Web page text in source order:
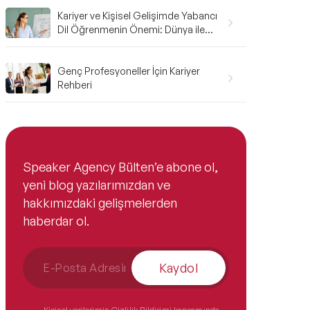
Kariyer ve Kişisel Gelişimde Yabancı
Dil Öğrenmenin Önemi: Dünya ile
Genç Profesyoneller İçin Kariyer
Rehberi
Speaker Agency Bülten’e abone ol,
yeni blog yazılarımızdan ve
hakkımızdaki gelişmelerden
haberdar ol.
Kaydol